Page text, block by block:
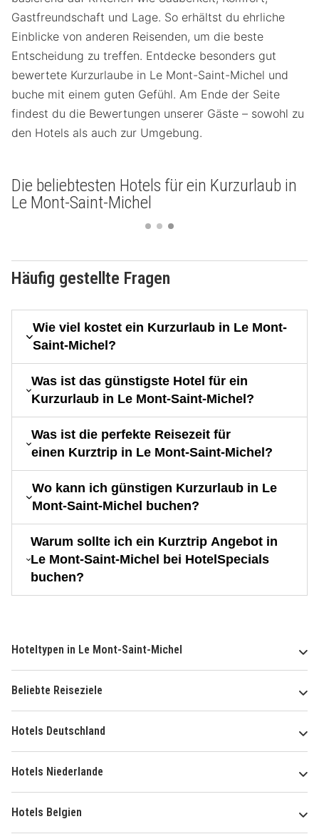
Gastfreundschaft und Lage. So erhältst du ehrliche
Einblicke von anderen Reisenden, um die beste
Entscheidung zu treffen. Entdecke besonders gut
bewertete Kurzurlaube in Le Mont-Saint-Michel und
buche mit einem guten Gefühl. Am Ende der Seite
findest du die Bewertungen unserer Gäste – sowohl zu
den Hotels als auch zur Umgebung.
Die beliebtesten Hotels für ein Kurzurlaub in
Le Mont-Saint-Michel
Häufig gestellte Fragen
Wie viel kostet ein Kurzurlaub in Le Mont-
Saint-Michel?
Was ist das günstigste Hotel für ein
Kurzurlaub in Le Mont-Saint-Michel?
Was ist die perfekte Reisezeit für
einen Kurztrip in Le Mont-Saint-Michel?
Wo kann ich günstigen Kurzurlaub in Le
Mont-Saint-Michel buchen?
Warum sollte ich ein Kurztrip Angebot in
Le Mont-Saint-Michel bei HotelSpecials
buchen?
Hoteltypen in Le Mont-Saint-Michel
Beliebte Reiseziele
Hotels Deutschland
Hotels Niederlande
Hotels Belgien